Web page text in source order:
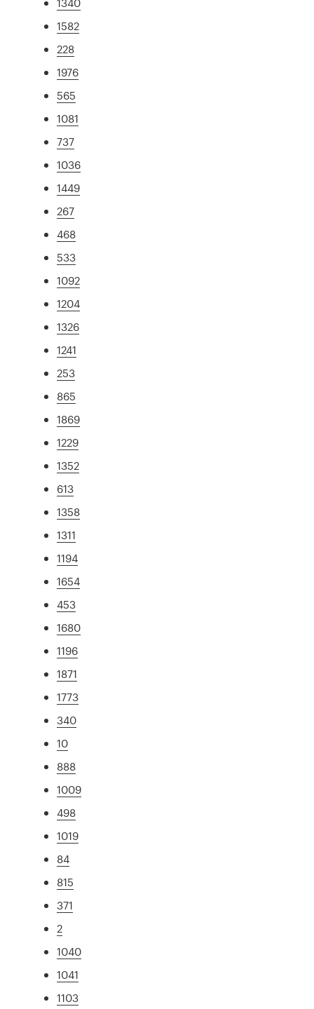
1582
228
1976
565
1081
737
1036
1449
267
468
533
1092
1204
1326
1241
253
865
1869
1229
1352
613
1358
1311
1194
1654
453
1680
1196
1871
1773
340
10
888
1009
498
1019
84
815
371
2
1040
1041
1103